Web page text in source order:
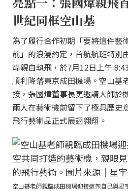
世紀同框空山基
為了履行合作初期「要將這件藝
前」的浪漫約定，首航航班特別
煒親自執飛，於7月12日上午
順利降落東京成田機場。空山基
接，張國煒董事長更邀請大師於
兩人在藝術機前留下了極具歷史
飛行藝術品正式展翅翱翔。
空山基老師親臨成田機場迎接這架自己與